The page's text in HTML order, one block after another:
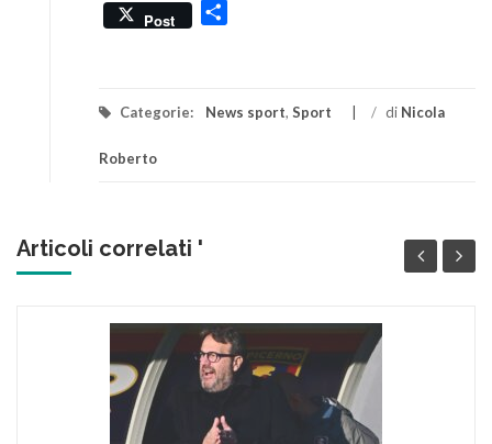
Post
Categorie: News sport, Sport / di Nicola
Roberto
Articoli correlati '